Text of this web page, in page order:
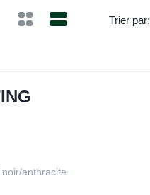
Trier par:
anthracite